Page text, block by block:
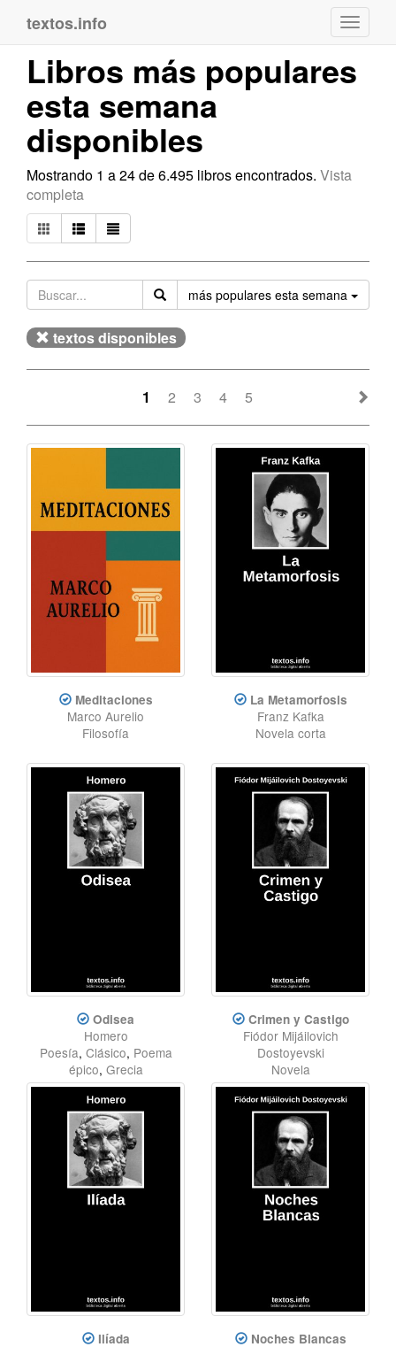
textos.info
Libros más populares
esta semana
disponibles
Mostrando 1 a 24 de 6.495 libros encontrados. Vista
completa
más populares esta semana
textos disponibles
1 2 3 4 5
Meditaciones
Marco Aurelio
Filosofía
La Metamorfosis
Franz Kafka
Novela corta
Odisea
Homero
Poesía, Clásico, Poema
épico, Grecia
Crimen y Castigo
Fiódor Mijáilovich
Dostoyevski
Novela
Ilíada Noches Blancas